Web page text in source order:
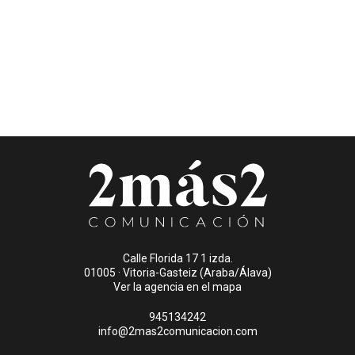
Calle Florida 17 1 izda.
01005 · Vitoria-Gasteiz (Araba/Álava)
Ver la agencia en el mapa
945134242
info@2mas2comunicacion.com